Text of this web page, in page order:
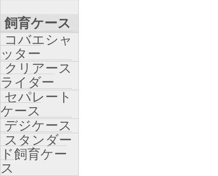
飼育ケース
コバエシャ
ッター
クリアース
ライダー
セパレート
ケース
デジケース
スタンダー
ド飼育ケー
ス